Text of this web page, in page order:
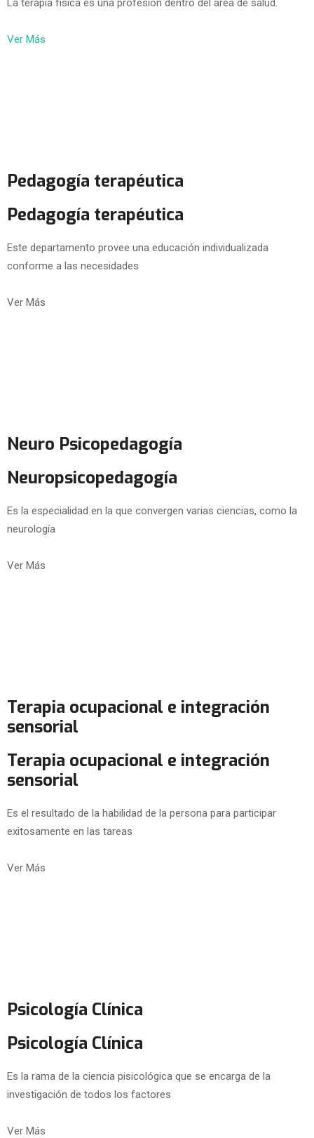
La terapia física es una profesión dentro del área de salud.
Ver Más
Pedagogía terapéutica
Pedagogía terapéutica
Este departamento provee una educación individualizada
conforme a las necesidades
Ver Más
Neuro Psicopedagogía
Neuropsicopedagogía
Es la especialidad en la que convergen varias ciencias, como la
neurología
Ver Más
Terapia ocupacional e integración
sensorial
Terapia ocupacional e integración
sensorial
Es el resultado de la habilidad de la persona para participar
exitosamente en las tareas
Ver Más
Psicología Clínica
Psicología Clínica
Es la rama de la ciencia pisicológica que se encarga de la
investigación de todos los factores
Ver Más